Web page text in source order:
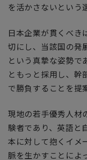
を活かさないという
日本企業が貫くべき
切にし、当該国の発
という真摯な姿勢で
ともっと採用し、幹
で勝負することを提
現地の若手優秀人材
験者であり、英語と
本に対して抱くイメ
脈を生かすことによ